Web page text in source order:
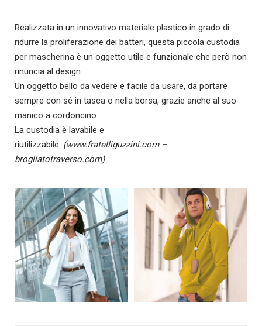
Realizzata in un innovativo materiale plastico in grado di
ridurre la proliferazione dei batteri, questa piccola custodia
per mascherina è un oggetto utile e funzionale che però non
rinuncia al design.
Un oggetto bello da vedere e facile da usare, da portare
sempre con sé in tasca o nella borsa, grazie anche al suo
manico a cordoncino.
La custodia è lavabile e
riutilizzabile. (www.fratelliguzzini.com –
brogliatotraverso.com)